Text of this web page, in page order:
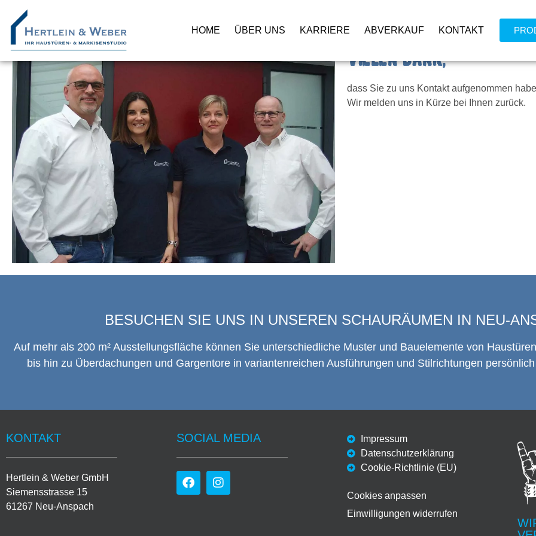
HOME ÜBER UNS KARRIERE ABVERKAUF KONTAKT
Vielen Dank,
dass Sie zu uns Kontakt aufgenommen
Wir melden uns in Kürze bei Ihnen zurück.
BESUCHEN SIE UNS IN UNSEREN SCHAURÄUMEN IN NEU-
Auf mehr als 200 m² Ausstellungsfläche können Sie unterschiedliche Muster und Bauelemente von
bis hin zu Überdachungen und Gargentore in variantenreichen Ausführungen und Stilrichtungen
KONTAKT
Hertlein & Weber GmbH
Siemensstrasse 15
61267 Neu-Anspach
SOCIAL MEDIA
Impressum
Datenschutzerklärung
Cookie-Richtlinie (EU)
Cookies anpassen
Einwilligungen widerrufen